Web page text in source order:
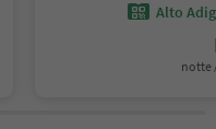
Alto
notte